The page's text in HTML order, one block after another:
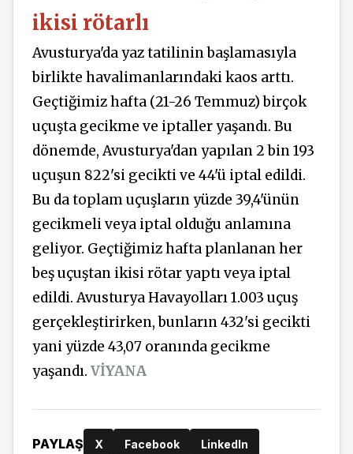
ikisi rötarlı
Avusturya'da yaz tatilinin başlamasıyla
birlikte havalimanlarındaki kaos arttı.
Geçtiğimiz hafta (21-26 Temmuz) birçok
uçuşta gecikme ve iptaller yaşandı. Bu
dönemde, Avusturya'dan yapılan 2 bin 193
uçuşun 822'si gecikti ve 44'ü iptal edildi.
Bu da toplam uçuşların yüzde 39,4'ünün
gecikmeli veya iptal olduğu anlamına
geliyor. Geçtiğimiz hafta planlanan her
beş uçuştan ikisi rötar yaptı veya iptal
edildi. Avusturya Havayolları 1.003 uçuş
gerçekleştirirken, bunların 432'si gecikti
yani yüzde 43,07 oranında gecikme
yaşandı. VİYANA
PAYLAŞ X Facebook LinkedIn